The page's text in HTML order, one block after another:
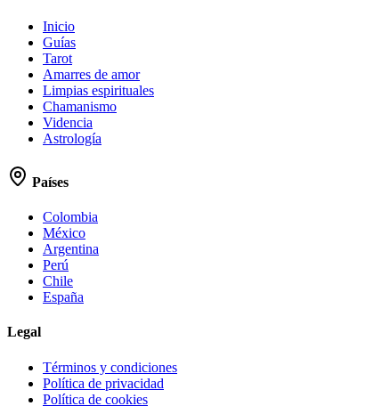
Inicio
Guías
Tarot
Amarres de amor
Limpias espirituales
Chamanismo
Videncia
Astrología
Países
Colombia
México
Argentina
Perú
Chile
España
Legal
Términos y condiciones
Política de privacidad
Política de cookies